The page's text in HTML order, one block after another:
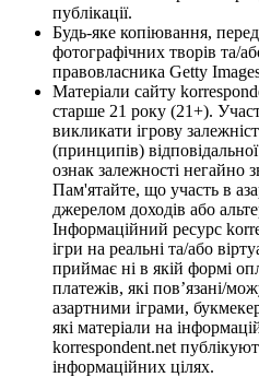
публікації.
Будь-яке копіювання,
фотографічних творів та/
правовласника Getty
Матеріали сайту
старше 21 року (21+).
викликати ігрову
(принципів)
ознак залежності негайно
Пам'ятайте, що участь в
джерелом доходів або
Інформаційний ресурс
ігри на реальні та/або
приймає ні в якій формі
платежів, які пов’язані/
азартними іграми,
які матеріали на
korrespondent.net
інформаційних цілях.